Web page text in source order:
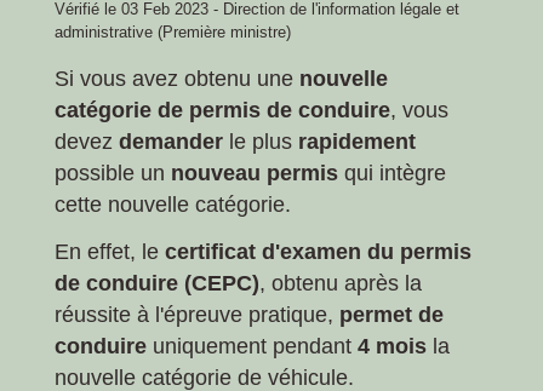
Vérifié le 03 Feb 2023 - Direction de l'information légale et
administrative (Première ministre)
Si vous avez obtenu une nouvelle
catégorie de permis de conduire, vous
devez demander le plus rapidement
possible un nouveau permis qui intègre
cette nouvelle catégorie.
En effet, le certificat d'examen du permis
de conduire (CEPC), obtenu après la
réussite à l'épreuve pratique, permet de
conduire uniquement pendant 4 mois la
nouvelle catégorie de véhicule.